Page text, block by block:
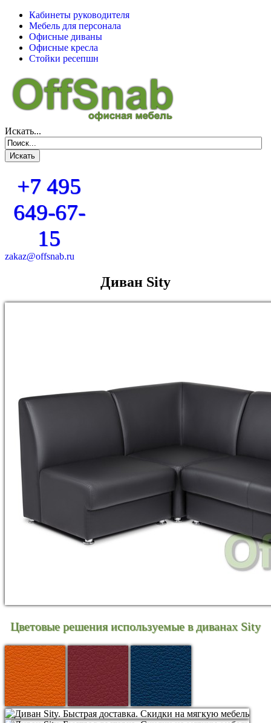
Кабинеты руководителя
Мебель для персонала
Офисные диваны
Офисные кресла
Стойки ресепшн
Искать...
+7 495
649-67-
15
zakaz@offsnab.ru
Диван Sity
Цветовые решения используемые в диванах Sity